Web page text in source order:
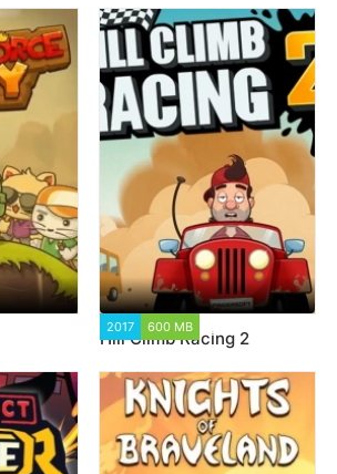
2017 600 MB
Hill Climb Racing 2